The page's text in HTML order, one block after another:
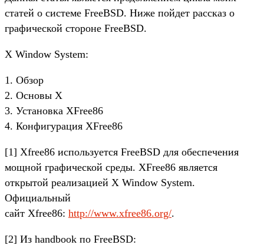
статей о системе FreeBSD. Ниже пойдет рассказ о
графической стороне FreeBSD.
X Window System:
1. Обзор
2. Основы X
3. Установка XFree86
4. Конфигурация XFree86
[1] Xfree86 используется FreeBSD для обеспечения
мощной графической среды. XFree86 является
открытой реализацией X Window System.
Официальный
сайт Xfree86: http://www.xfree86.org/.
[2] Из handbook по FreeBSD: